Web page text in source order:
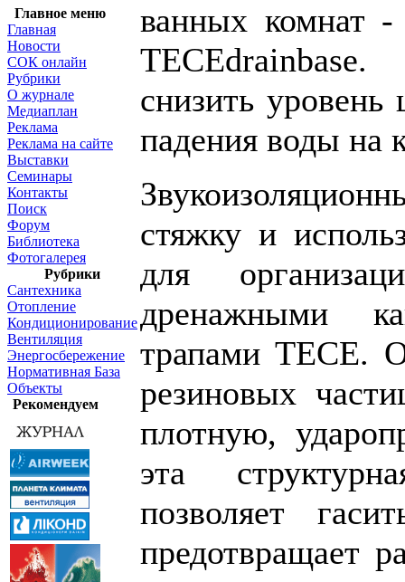
Главное меню
Главная
Новости
СОК онлайн
Рубрики
О журнале
Медиаплан
Реклама
Реклама на сайте
Выставки
Семинары
Контакты
Поиск
Форум
Библиотека
Фотогалерея
Рубрики
Сантехника
Отопление
Кондиционирование
Вентиляция
Энергосбережение
Нормативная База
Объекты
Рекомендуем
ванных комнат -
снизить
падения воды на
стяжку и
для
дренажными
трапами TECE.
резиновых
плотную,
эта
позволяет
предотвращает